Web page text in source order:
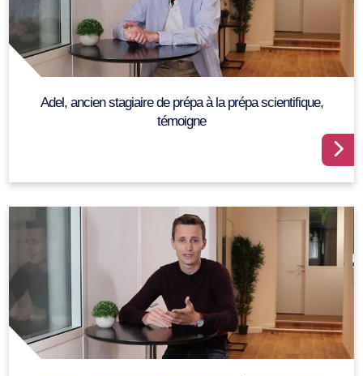
Adel, ancien stagiaire de prépa à la prépa scientifique,
témoigne